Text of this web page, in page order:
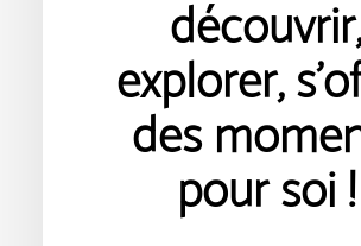
découvrir,
explorer,
des
pour soi !